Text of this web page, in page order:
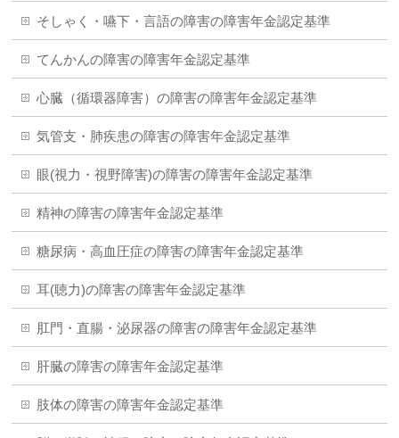
そしゃく・嚥下・言語の障害の障害年金認定基準
てんかんの障害の障害年金認定基準
心臓（循環器障害）の障害の障害年金認定基準
気管支・肺疾患の障害の障害年金認定基準
眼(視力・視野障害)の障害の障害年金認定基準
精神の障害の障害年金認定基準
糖尿病・高血圧症の障害の障害年金認定基準
耳(聴力)の障害の障害年金認定基準
肛門・直腸・泌尿器の障害の障害年金認定基準
肝臓の障害の障害年金認定基準
肢体の障害の障害年金認定基準